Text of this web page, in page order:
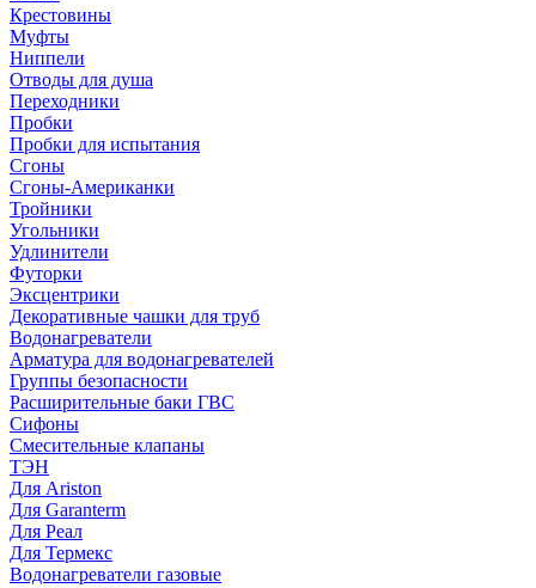
Крестовины
Муфты
Ниппели
Отводы для душа
Переходники
Пробки
Пробки для испытания
Сгоны
Сгоны-Американки
Тройники
Угольники
Удлинители
Футорки
Эксцентрики
Декоративные чашки для труб
Водонагреватели
Арматура для водонагревателей
Группы безопасности
Расширительные баки ГВС
Сифоны
Смесительные клапаны
ТЭН
Для Ariston
Для Garanterm
Для Реал
Для Термекс
Водонагреватели газовые